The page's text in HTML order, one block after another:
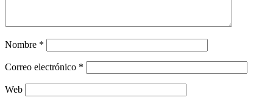
Nombre *
Correo electrónico *
Web